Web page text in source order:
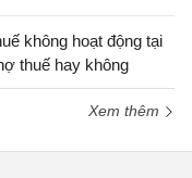
không hoạt động tại
thuế hay không
Xem thêm